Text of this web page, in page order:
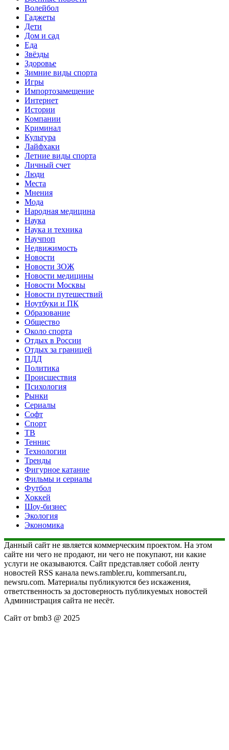
Волейбол
Гаджеты
Дети
Дом и сад
Еда
Звёзды
Здоровье
Зимние виды спорта
Игры
Импортозамещение
Интернет
Истории
Компании
Криминал
Культура
Лайфхаки
Летние виды спорта
Личный счет
Люди
Места
Мнения
Мода
Народная медицина
Наука
Наука и техника
Научпоп
Недвижимость
Новости
Новости ЗОЖ
Новости медицины
Новости Москвы
Новости путешествий
Ноутбуки и ПК
Образование
Общество
Около спорта
Отдых в России
Отдых за границей
ПДД
Политика
Происшествия
Психология
Рынки
Сериалы
Софт
Спорт
ТВ
Теннис
Технологии
Тренды
Фигурное катание
Фильмы и сериалы
Футбол
Хоккей
Шоу-бизнес
Экология
Экономика
Данный сайт не является коммерческим проектом. На этом
сайте ни чего не продают, ни чего не покупают, ни какие
услуги не оказываются. Сайт представляет собой ленту
новостей RSS канала news.rambler.ru, kommersant.ru,
newsru.com. Материалы публикуются без искажения,
ответственность за достоверность публикуемых новостей
Администрация сайта не несёт.
Сайт от bmb3 @ 2025